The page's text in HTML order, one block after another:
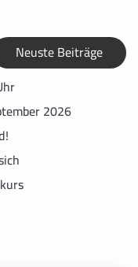
Neuste Beiträge
2026